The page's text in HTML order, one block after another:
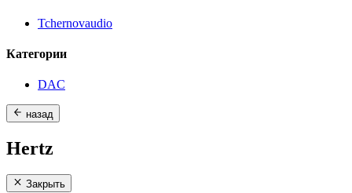
Tchernovaudio
Категории
DAC
назад
Hertz
Закрыть